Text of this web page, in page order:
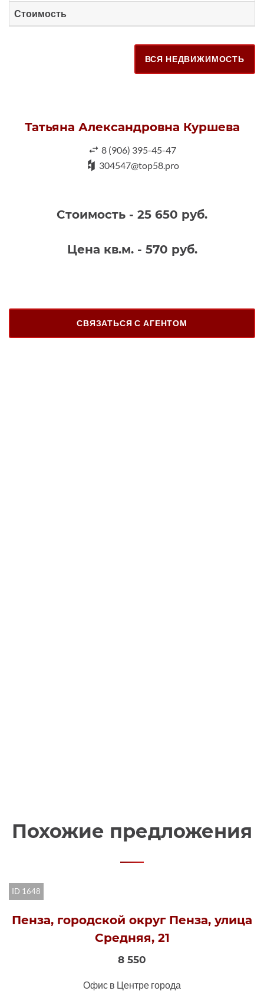
Стоимость
ВСЯ НЕДВИЖИМОСТЬ
Татьяна Александровна Куршева
8 (906) 395-45-47
304547@top58.pro
Стоимость - 25 650 руб.
Цена кв.м. - 570 руб.
СВЯЗАТЬСЯ С АГЕНТОМ
Похожие предложения
ID 1648
Пенза, городской округ Пенза, улица
Средняя, 21
8 550
Офис в Центре города